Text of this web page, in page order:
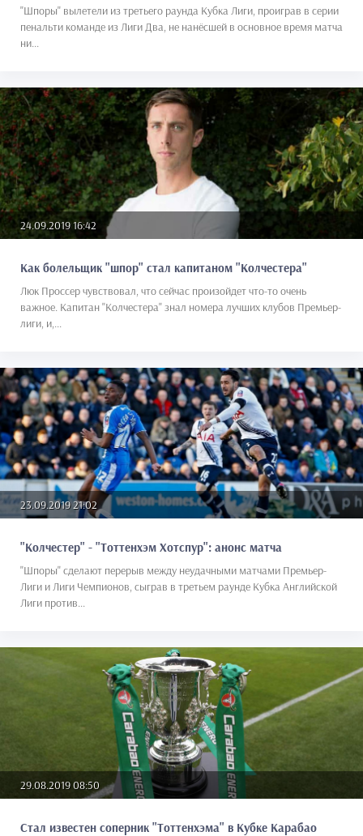
"Шпоры" вылетели из третьего раунда Кубка Лиги, проиграв в серии
пенальти команде из Лиги Два, не нанёсшей в основное время матча
ни...
24.09.2019 16:42
Как болельщик "шпор" стал капитаном "Колчестера"
Люк Проссер чувствовал, что сейчас произойдет что-то очень
важное. Капитан "Колчестера" знал номера лучших клубов Премьер-
лиги, и,...
23.09.2019 21:02
"Колчестер" - "Тоттенхэм Хотспур": анонс матча
"Шпоры" сделают перерыв между неудачными матчами Премьер-
Лиги и Лиги Чемпионов, сыграв в третьем раунде Кубка Английской
Лиги против...
29.08.2019 08:50
Стал известен соперник "Тоттенхэма" в Кубке Карабао